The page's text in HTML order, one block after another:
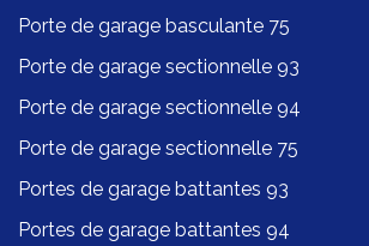
Porte de garage basculante 75
Porte de garage sectionnelle 93
Porte de garage sectionnelle 94
Porte de garage sectionnelle 75
Portes de garage battantes 93
Portes de garage battantes 94